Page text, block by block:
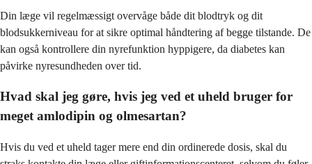
Din læge vil regelmæssigt overvåge både dit blodtryk og dit
blodsukkerniveau for at sikre optimal håndtering af begge tilstande. De
kan også kontrollere din nyrefunktion hyppigere, da diabetes kan
påvirke nyresundheden over tid.
Hvad skal jeg gøre, hvis jeg ved et uheld bruger for
meget amlodipin og olmesartan?
Hvis du ved et uheld tager mere end din ordinerede dosis, skal du